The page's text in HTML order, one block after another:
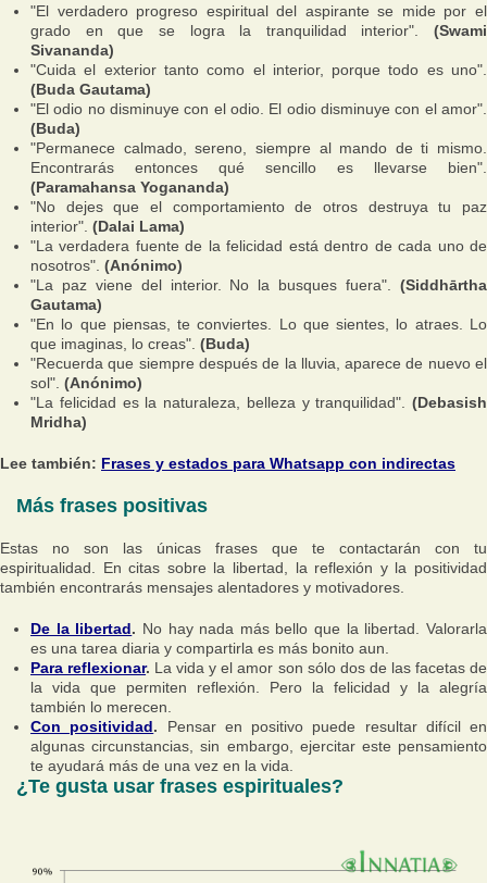
"El verdadero progreso espiritual del aspirante se mide por el
grado en que se logra la tranquilidad interior". (Swami
Sivananda)
"Cuida el exterior tanto como el interior, porque todo es uno".
(Buda Gautama)
"El odio no disminuye con el odio. El odio disminuye con el amor".
(Buda)
"Permanece calmado, sereno, siempre al mando de ti mismo.
Encontrarás entonces qué sencillo es llevarse bien".
(Paramahansa Yogananda)
"No dejes que el comportamiento de otros destruya tu paz
interior". (Dalai Lama)
"La verdadera fuente de la felicidad está dentro de cada uno de
nosotros". (Anónimo)
"La paz viene del interior. No la busques fuera". (Siddhārtha
Gautama)
"En lo que piensas, te conviertes. Lo que sientes, lo atraes. Lo
que imaginas, lo creas". (Buda)
"Recuerda que siempre después de la lluvia, aparece de nuevo el
sol". (Anónimo)
"La felicidad es la naturaleza, belleza y tranquilidad". (Debasish
Mridha)
Lee también: Frases y estados para Whatsapp con indirectas
Más frases positivas
Estas no son las únicas frases que te contactarán con tu
espiritualidad. En citas sobre la libertad, la reflexión y la positividad
también encontrarás mensajes alentadores y motivadores.
De la libertad. No hay nada más bello que la libertad. Valorarla
es una tarea diaria y compartirla es más bonito aun.
Para reflexionar. La vida y el amor son sólo dos de las facetas de
la vida que permiten reflexión. Pero la felicidad y la alegría
también lo merecen.
Con positividad. Pensar en positivo puede resultar difícil en
algunas circunstancias, sin embargo, ejercitar este pensamiento
te ayudará más de una vez en la vida.
¿Te gusta usar frases espirituales?